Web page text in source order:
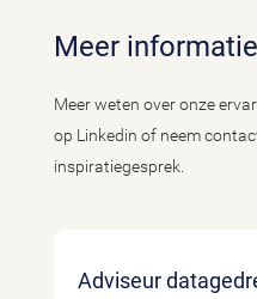
Meer informatie
Meer weten over onze
op Linkedin of neem
inspiratiegesprek.
Adviseur